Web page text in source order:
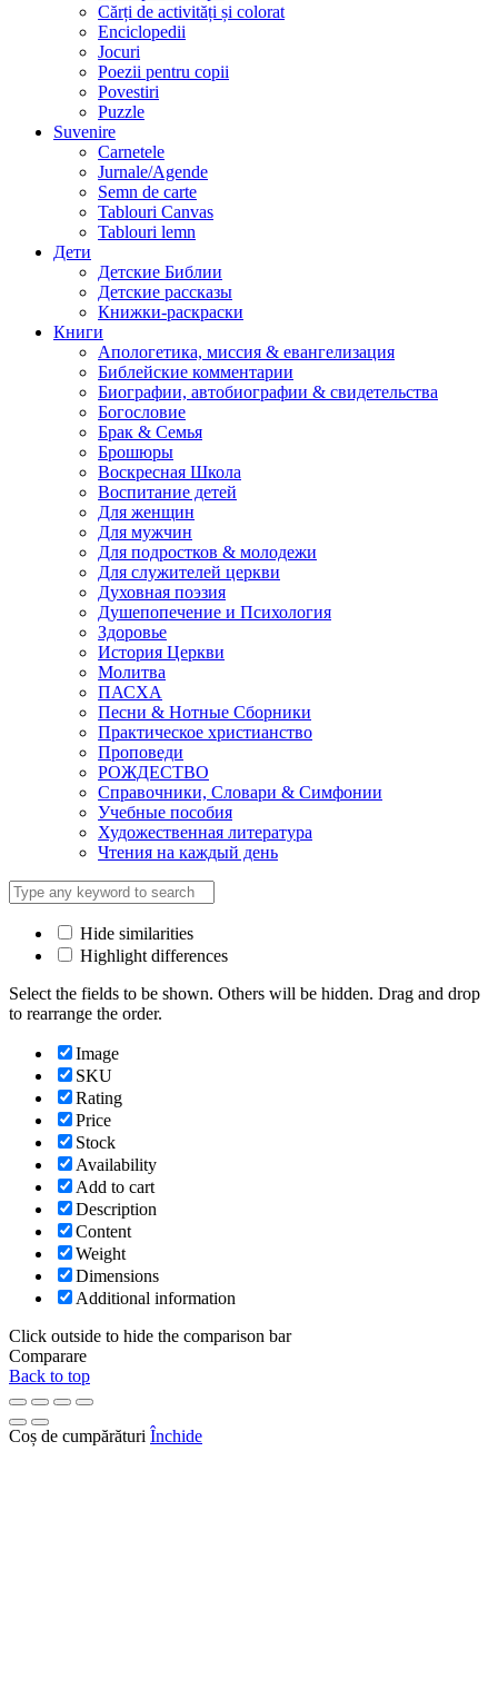
Cărți de activități și colorat
Enciclopedii
Jocuri
Poezii pentru copii
Povestiri
Puzzle
Suvenire
Carnetele
Jurnale/Agende
Semn de carte
Tablouri Canvas
Tablouri lemn
Дети
Детские Библии
Детские рассказы
Книжки-раскраски
Книги
Апологетика, миссия & евангелизация
Библейские комментарии
Биографии, автобиографии & свидетельства
Богословие
Брак & Семья
Брошюры
Воскресная Школа
Воспитание детей
Для женщин
Для мужчин
Для подростков & молодежи
Для служителей церкви
Духовная поэзия
Душепопечение и Психология
Здоровье
История Церкви
Молитва
ПАСХА
Песни & Нотные Сборники
Практическое христианство
Проповеди
РОЖДЕСТВО
Справочники, Словари & Симфонии
Учебные пособия
Художественная литература
Чтения на каждый день
Hide similarities
Highlight differences
Select the fields to be shown. Others will be hidden. Drag and drop
to rearrange the order.
Image
SKU
Rating
Price
Stock
Availability
Add to cart
Description
Content
Weight
Dimensions
Additional information
Click outside to hide the comparison bar
Comparare
Back to top
Coș de cumpărături Închide